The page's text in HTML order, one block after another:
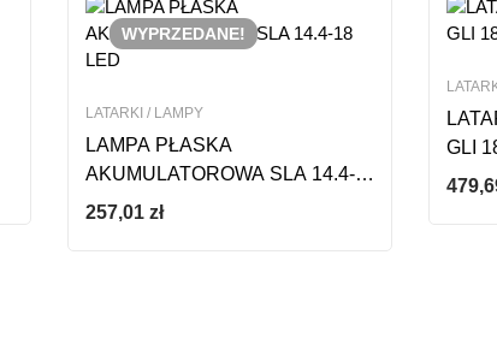
WYPRZEDANE!
LATARKI / LAMPY
LAMPA PŁASKA
AKUMULATOROWA SLA 14.4-
18 LED
257,01 zł
GLI